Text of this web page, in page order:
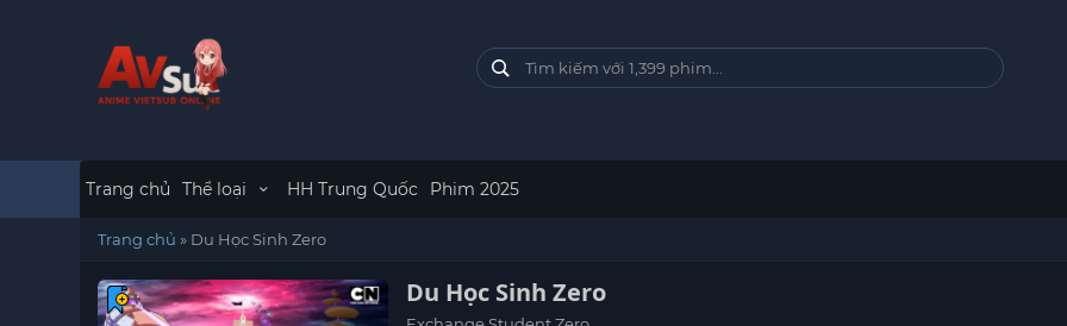
Trang chủ Thể loại HH Trung Quốc Phim 2025
Trang chủ » Du Học Sinh Zero
Du Học Sinh Zero